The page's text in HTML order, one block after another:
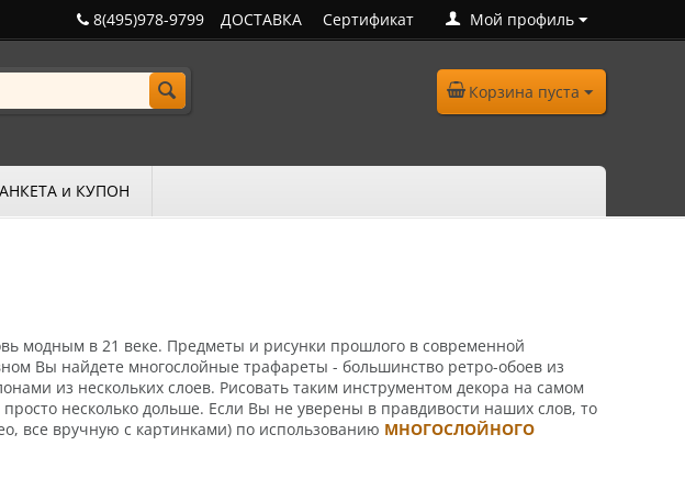
Мой профиль
ДОСТАВКА Сертификат
8(495)978-9799
Корзина пуста
АНКЕТА и КУПОН
модным в 21 веке. Предметы и рисунки прошлого в современной
Вы найдете многослойные трафареты - большинство ретро-обоев из
из нескольких слоев. Рисовать таким инструментом декора на самом
несколько дольше. Если Вы не уверены в правдивости наших слов, то
все вручную с картинками) по использованию МНОГОСЛОЙНОГО